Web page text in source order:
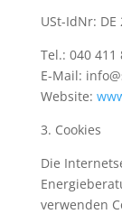
USt-IdNr: DE
Tel.: 040 411
E-Mail:
Website:
3. Cookies
Die
verwenden